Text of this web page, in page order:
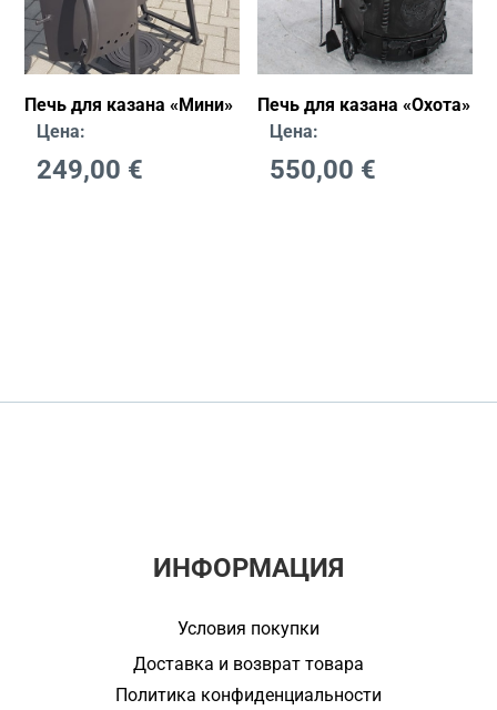
Печь для казана «Мини»
Цена:
249,00 €
Печь для казана «Охота»
Цена:
550,00 €
ИНФОРМАЦИЯ
Условия покупки
Доставка и возврат товара
Политика конфиденциальности